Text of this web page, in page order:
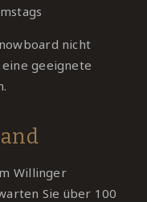
nicht
geeignete
Willinger
Sie über 100